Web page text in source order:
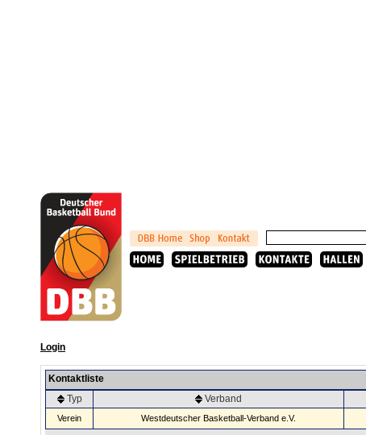
Login
Kontaktliste
Typ
Verband
Verein Westdeutscher Basketball-Verband e.V.